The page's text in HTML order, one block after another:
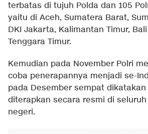
terbatas di tujuh Polda dan 105
yaitu di Aceh, Sumatera Barat,
DKI Jakarta, Kalimantan Timur,
Tenggara Timur.
Kemudian pada November Polri
coba penerapannya menjadi se-
pada Desember sempat
diterapkan secara resmi di
negeri.